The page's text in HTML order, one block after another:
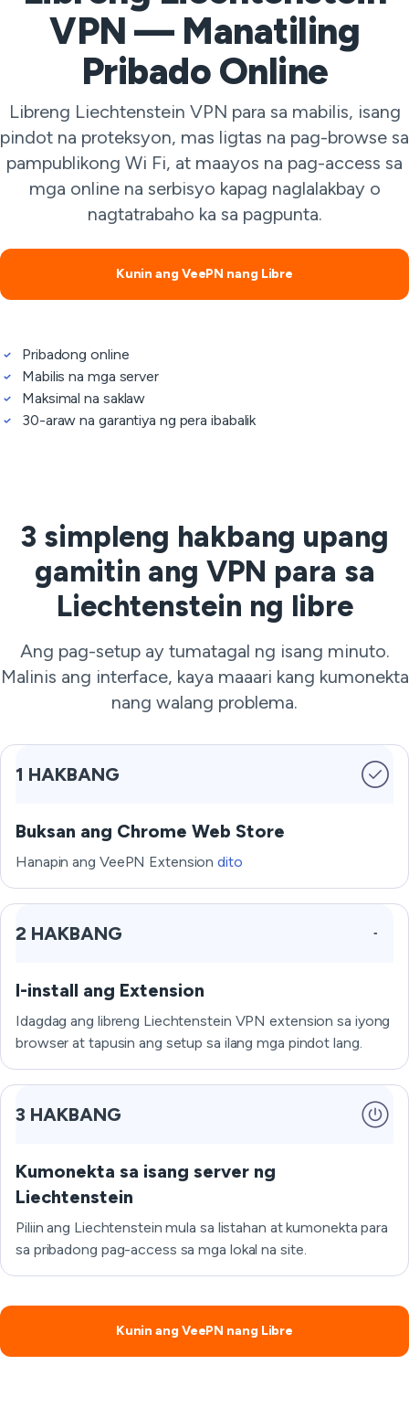
VPN — Manatiling
Pribado Online
Libreng Liechtenstein VPN para sa mabilis, isang
pindot na proteksyon, mas ligtas na pag-browse sa
pampublikong Wi Fi, at maayos na pag-access sa
mga online na serbisyo kapag naglalakbay o
nagtatrabaho ka sa pagpunta.
Kunin ang VeePN nang Libre
Pribadong online
Mabilis na mga server
Maksimal na saklaw
30-araw na garantiya ng pera ibabalik
3 simpleng hakbang upang
gamitin ang VPN para sa
Liechtenstein ng libre
Ang pag-setup ay tumatagal ng isang minuto.
Malinis ang interface, kaya maaari kang kumonekta
nang walang problema.
1 HAKBANG
Buksan ang Chrome Web Store
Hanapin ang VeePN Extensiondito
2 HAKBANG
I-install ang Extension
Idagdag ang libreng Liechtenstein VPN extension sa iyong
browser at tapusin ang setup sa ilang mga pindot lang.
3 HAKBANG
Kumonekta sa isang server ng
Liechtenstein
Piliin ang Liechtenstein mula sa listahan at kumonekta para
sa pribadong pag-access sa mga lokal na site.
Kunin ang VeePN nang Libre